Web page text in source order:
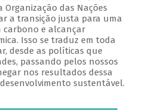
Organização das Nações
a transição justa para uma
carbono e alcançar
Isso se traduz em toda
desde as políticas que
passando pelos nossos
nos resultados dessa
sustentável.